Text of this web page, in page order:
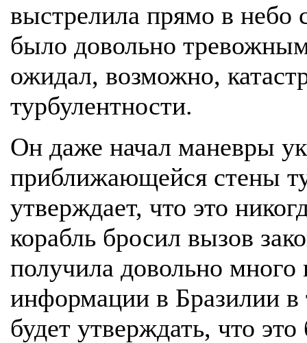
выстрелила прямо в
было довольно
ожидал, возможно,
турбулентности.
Он даже начал маневры
приближающейся стены
утверждает, что это
корабль бросил вызов
получила довольно много
информации в Бразилии в
будет утверждать, что